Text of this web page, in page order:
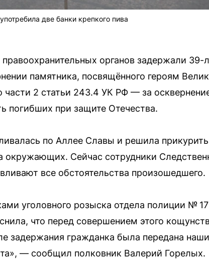
две банки крепкого пива
органов задержали
памятника, посвящённого героям
части 2 статьи 243.4 УК РФ — за
погибших при защите Отечества.
по Аллее Славы и решила прикурить
окружающих. Сейчас сотрудники
все обстоятельства произошедшего.
уголовного розыска отдела полиции №
что перед совершением этого
задержания гражданка была передана
— сообщил полковник Валерий Горелых.